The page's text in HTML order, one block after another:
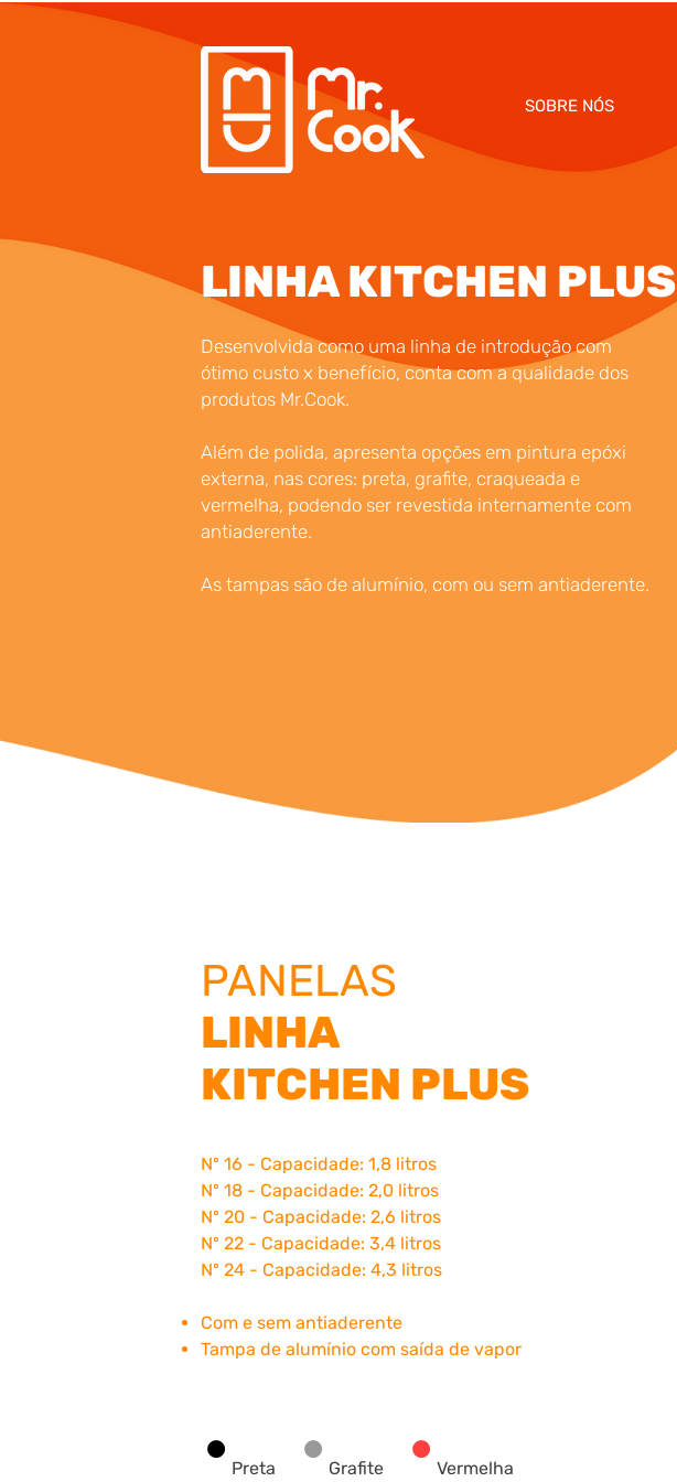
LINHA KITCHEN PLUS
Desenvolvida como uma linha de introdução com
ótimo custo x benefício, conta com a qualidade dos
produtos Mr.Cook.
Além de polida, apresenta opções em pintura epóxi
externa, nas cores: preta, grafite, craqueada e
vermelha, podendo ser revestida internamente com
antiaderente.
As tampas são de alumínio, com ou sem antiaderente.
PANELAS
LINHA
KITCHEN PLUS
Nº 16 - Capacidade: 1,8 litros
Nº 18 - Capacidade: 2,0 litros
Nº 20 - Capacidade: 2,6 litros
Nº 22 - Capacidade: 3,4 litros
Nº 24 - Capacidade: 4,3 litros
Com e sem antiaderente
Tampa de alumínio com saída de vapor
• Preta • Grafite • Vermelha
SOBRE NÓS